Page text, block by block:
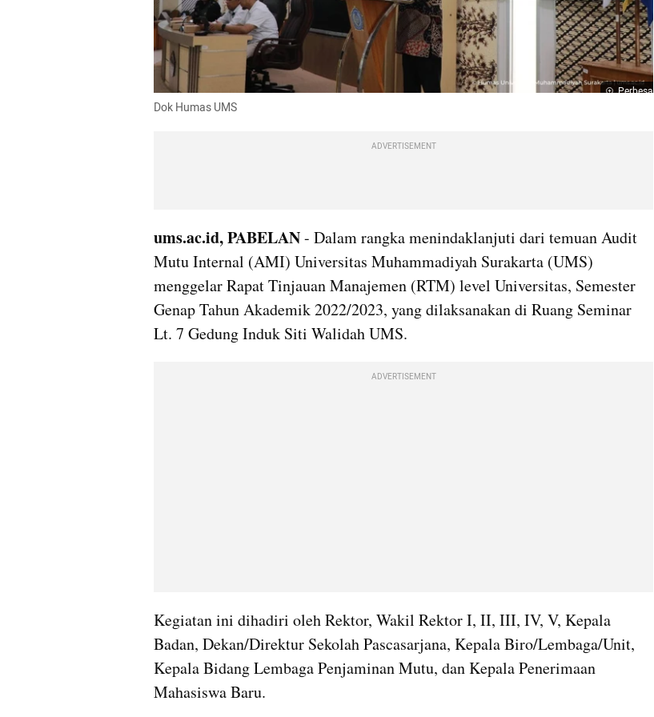
Perbesar
Dok Humas UMS
ADVERTISEMENT
ums.ac.id, PABELAN - Dalam rangka menindaklanjuti dari temuan Audit
Mutu Internal (AMI) Universitas Muhammadiyah Surakarta (UMS)
menggelar Rapat Tinjauan Manajemen (RTM) level Universitas, Semester
Genap Tahun Akademik 2022/2023, yang dilaksanakan di Ruang Seminar
Lt. 7 Gedung Induk Siti Walidah UMS.
ADVERTISEMENT
Kegiatan ini dihadiri oleh Rektor, Wakil Rektor I, II, III, IV, V, Kepala
Badan, Dekan/Direktur Sekolah Pascasarjana, Kepala Biro/Lembaga/Unit,
Kepala Bidang Lembaga Penjaminan Mutu, dan Kepala Penerimaan
Mahasiswa Baru.